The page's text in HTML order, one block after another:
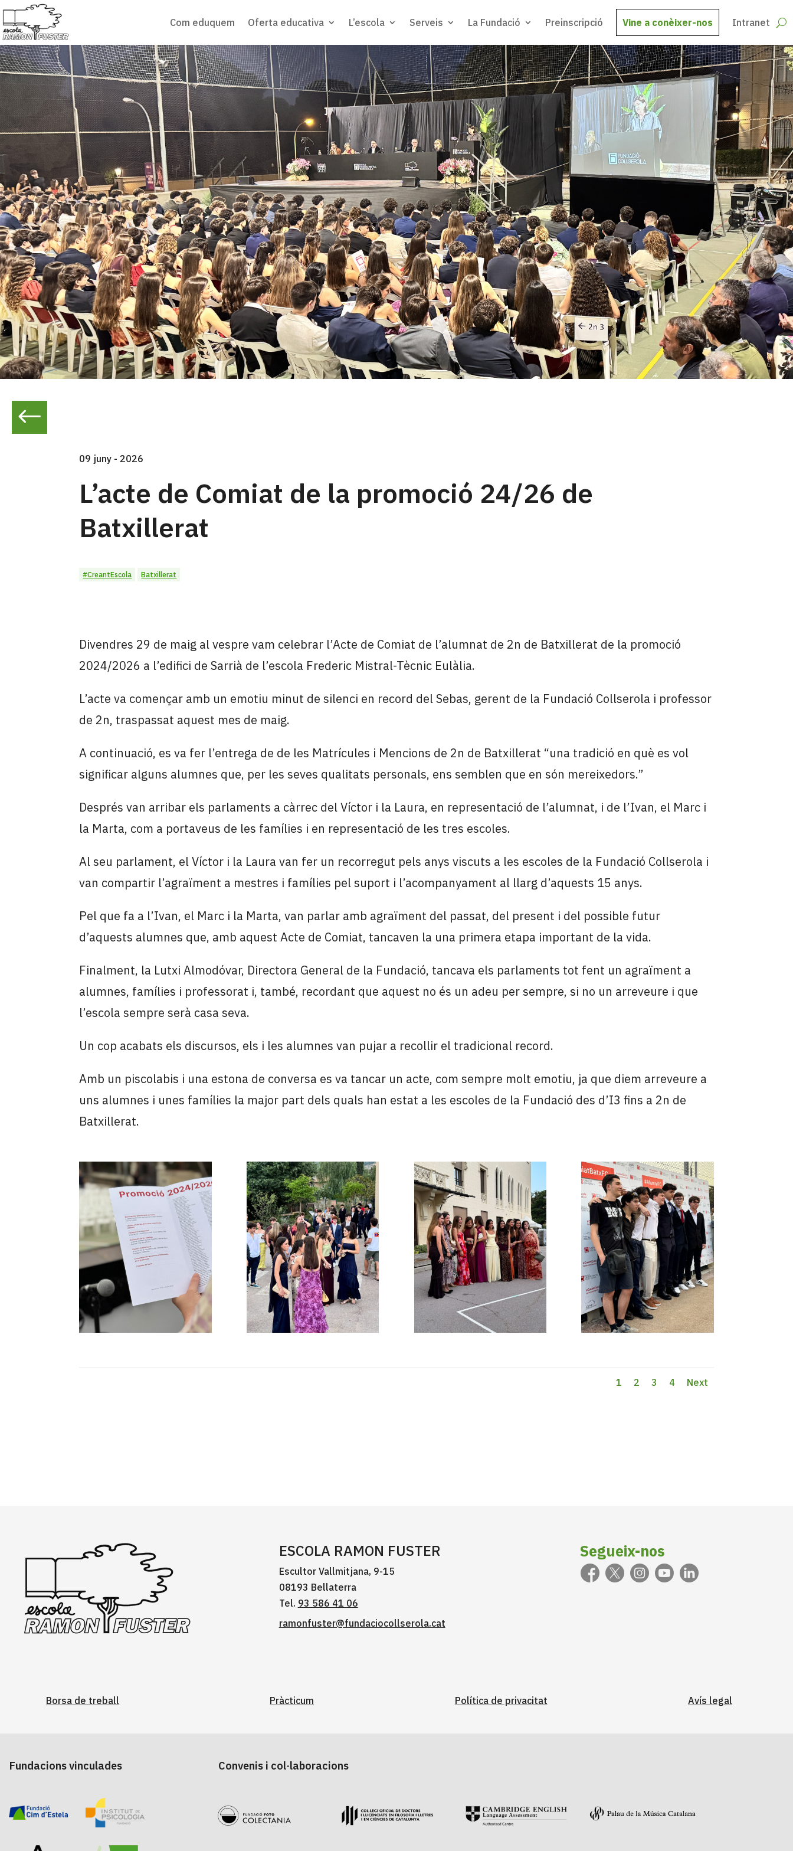
Com eduquem Oferta educativa L’escola Serveis La Fundació Preinscripció Vine a conèixer-nos Intranet
#
09 juny - 2026
L’acte de Comiat de la promoció 24/26 de
Batxillerat
#CreantEscola Batxillerat
Divendres 29 de maig al vespre vam celebrar l’Acte de Comiat de l’alumnat de 2n de Batxillerat de la promoció
2024/2026 a l’edifici de Sarrià de l’escola Frederic Mistral-Tècnic Eulàlia.
L’acte va començar amb un emotiu minut de silenci en record del Sebas, gerent de la Fundació Collserola i professor
de 2n, traspassat aquest mes de maig.
A continuació, es va fer l’entrega de de les Matrícules i Mencions de 2n de Batxillerat “una tradició en què es vol
significar alguns alumnes que, per les seves qualitats personals, ens semblen que en són mereixedors.”
Després van arribar els parlaments a càrrec del Víctor i la Laura, en representació de l’alumnat, i de l’Ivan, el Marc i
la Marta, com a portaveus de les famílies i en representació de les tres escoles.
Al seu parlament, el Víctor i la Laura van fer un recorregut pels anys viscuts a les escoles de la Fundació Collserola i
van compartir l’agraïment a mestres i famílies pel suport i l’acompanyament al llarg d’aquests 15 anys.
Pel que fa a l’Ivan, el Marc i la Marta, van parlar amb agraïment del passat, del present i del possible futur
d’aquests alumnes que, amb aquest Acte de Comiat, tancaven la una primera etapa important de la vida.
Finalment, la Lutxi Almodóvar, Directora General de la Fundació, tancava els parlaments tot fent un agraïment a
alumnes, famílies i professorat i, també, recordant que aquest no és un adeu per sempre, si no un arreveure i que
l’escola sempre serà casa seva.
Un cop acabats els discursos, els i les alumnes van pujar a recollir el tradicional record.
Amb un piscolabis i una estona de conversa es va tancar un acte, com sempre molt emotiu, ja que diem arreveure a
uns alumnes i unes famílies la major part dels quals han estat a les escoles de la Fundació des d’I3 fins a 2n de
Batxillerat.
1 2 3 4 Next
ESCOLA RAMON FUSTER
Escultor Vallmitjana, 9-15
08193 Bellaterra
Tel. 93 586 41 06
ramonfuster@fundaciocollserola.cat
Segueix-nos
Borsa de treball Pràcticum Política de privacitat Avís legal
Fundacions vinculades Convenis i col·laboracions